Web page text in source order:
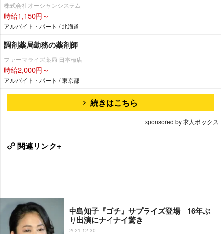
株式会社オーシャンシステム
時給1,150円～
アルバイト・パート / 北海道
調剤薬局勤務の薬剤師
ファーマライズ薬局 日本橋店
時給2,000円～
アルバイト・パート / 東京都
続きはこちら
sponsored by 求人ボックス
関連リンク+
中島知子『ゴチ』サプライズ登場 16年ぶ
り出演にナイナイ驚き
2021-12-30